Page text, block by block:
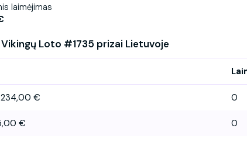
laimėjimas
Vikingų Loto #1735 prizai Lietuvoje
234,00 € 0
€ 0